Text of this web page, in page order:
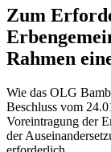
Zum
Rahmen
Wie das OLG
Beschluss vom
Voreintragung der
der